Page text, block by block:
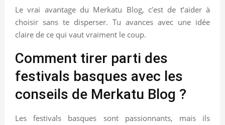
Le vrai avantage du Merkatu Blog, c’est de t’aider à
choisir sans te disperser. Tu avances avec une idée
claire de ce qui vaut vraiment le coup.
Comment tirer parti des
festivals basques avec les
conseils de Merkatu Blog ?
Les festivals basques sont passionnants, mais ils